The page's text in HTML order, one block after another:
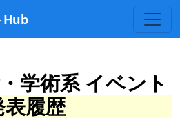
Hub
学術系 イベント
表履歴